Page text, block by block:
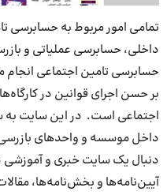
تمامی امور مربوط به حسابرسی
داخلی، حسابرسی عملیاتی و
حسابرسی تامین اجتماعی
بر حسن اجرای قوانین در
اجتماعی است. در این سایت به
داخل موسسه و واحدهای
دنبال یک سایت خبری و آموزشی
آیین‌نامه‌ها و بخش‌نامه‌ها،